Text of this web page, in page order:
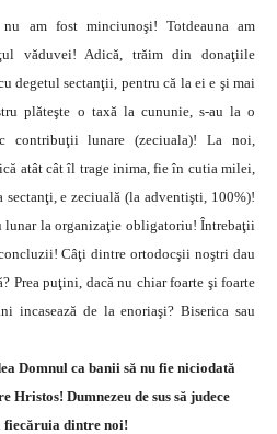
am fost minciunoşi! Totdeauna am
văduvei! Adică, trăim din donaţiile
degetul sectanţii, pentru că la ei e şi mai
plăteşte o taxă la cununie, s-au la o
contribuţii lunare (zeciuala)! La noi,
atât cât îl trage inima, fie în cutia milei,
e zeciuală (la adventişti, 100%)!
lunar la organizaţie obligatoriu! Întrebaţii
Câţi dintre ortodocşii noştri dau
Prea puţini, dacă nu chiar foarte şi foarte
incasează de la enoriaşi? Biserica sau
Domnul ca banii să nu fie niciodată
Hristos! Dumnezeu de sus să judece
fiecăruia dintre noi!